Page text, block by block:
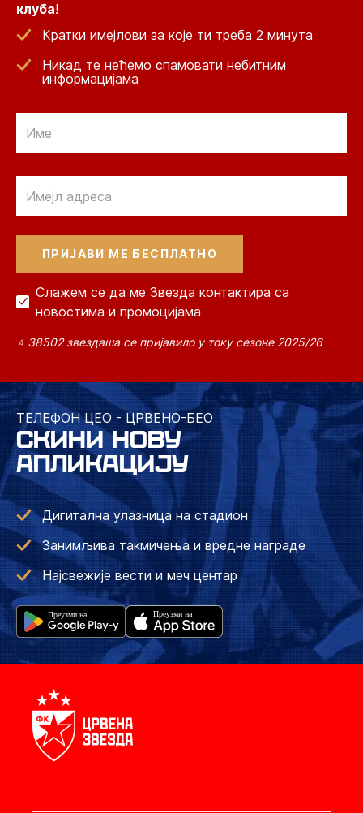
клуба!
Кратки имејлови за које ти треба 2 минута
Никад те нећемо спамовати небитним
информацијама
Слажем се да ме Звезда контактира са
новостима и промоцијама
⭐ 38502 звездаша се пријавило у току сезоне 2025/26
ТЕЛЕФОН ЦЕО - ЦРВЕНО-БЕО
СКИНИ НОВУ
АПЛИКАЦИЈУ
Дигитална улазница на стадион
Занимљива такмичења и вредне награде
Најсвежије вести и меч центар